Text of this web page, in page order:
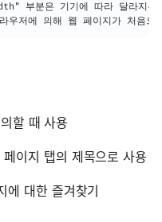
부분은 기기에 따라 달라지는
저에 의해 웹 페이지가 처음으
할 때 사용
이지 탭의 제목으로 사용
대한 즐겨찾기